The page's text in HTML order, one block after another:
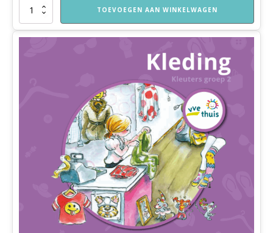
Katoenentas
Leren
Thuis
TOEVOEGEN AAN WINKELWAGEN